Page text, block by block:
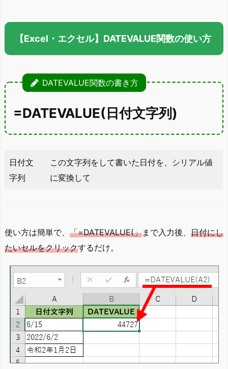
【Excel・エクセル】DATEVALUE関数の使い方
DATEVALUE関数の書き方
=DATEVALUE(日付文字列)
日付文
字列
この文字列をして書いた日付を、シリアル値
に変換して
使い方は簡単で、 「=DATEVALUE(」まで入力後、 日付にし
たいセルをクリックするだけ。